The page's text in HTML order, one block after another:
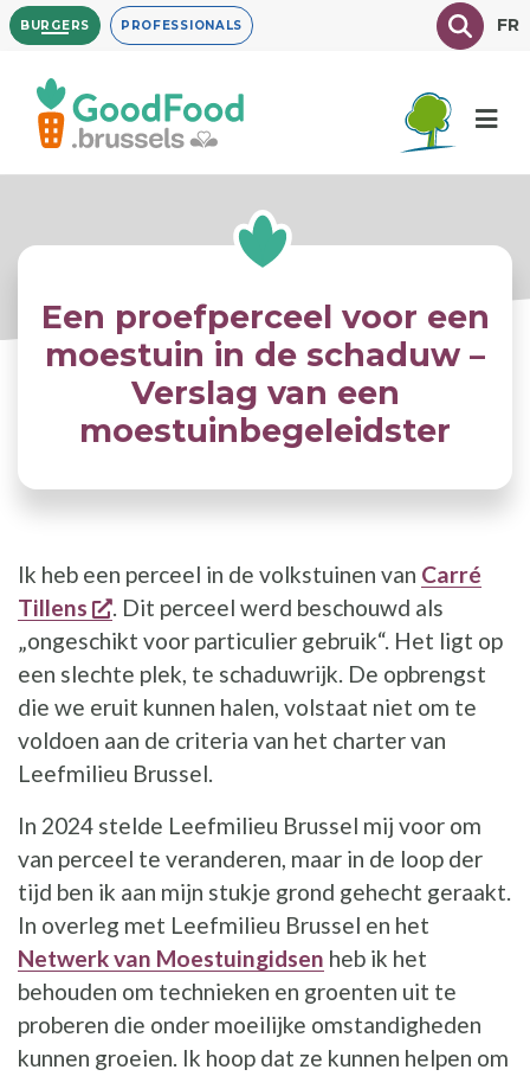
Overslaan
en
inhoud
gaan
BURGERS PROFESSIONALS TexteFR
Een proefperceel voor een
moestuin in de schaduw –
Verslag van een
moestuinbegeleidster
Ik heb een perceel in de volkstuinen van Carré
Tillens
opent een nieuw venster
. Dit perceel werd beschouwd als
„ongeschikt voor particulier gebruik“. Het ligt op
een slechte plek, te schaduwrijk. De opbrengst
die we eruit kunnen halen, volstaat niet om te
voldoen aan de criteria van het charter van
Leefmilieu Brussel.
In 2024 stelde Leefmilieu Brussel mij voor om
van perceel te veranderen, maar in de loop der
tijd ben ik aan mijn stukje grond gehecht geraakt.
In overleg met Leefmilieu Brussel en het
Netwerk van Moestuingidsen heb ik het
behouden om technieken en groenten uit te
proberen die onder moeilijke omstandigheden
kunnen groeien. Ik hoop dat ze kunnen helpen om